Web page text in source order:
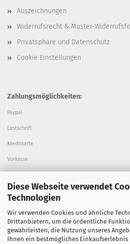
Diese Webseite verwendet
Technologien
Wir verwenden Cookies und ähnliche
Drittanbietern, um die ordentliche
gewährleisten, die Nutzung unseres
Ihnen ein bestmögliches
Auszeichnungen
Widerrufsrecht & Muster-
Privatsphäre und Datenschutz
Cookie Einstellungen
Zahlungsmöglichkeiten:
Paypal
Lastschrift
Kreditkarte
Vorkasse
Alle Updates
Erweiterter Support
Fernwartung